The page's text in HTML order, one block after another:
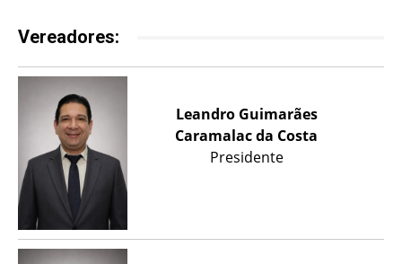
Vereadores:
Leandro Guimarães
Caramalac da Costa
Presidente